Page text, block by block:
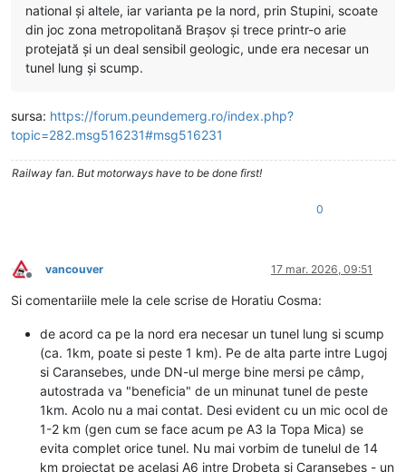
national și altele, iar varianta pe la nord, prin Stupini, scoate
din joc zona metropolitană Brașov și trece printr-o arie
protejată și un deal sensibil geologic, unde era necesar un
tunel lung și scump.
sursa: https://forum.peundemerg.ro/index.php?
topic=282.msg516231#msg516231
Railway fan. But motorways have to be done first!
0
Deconectat
vancouver 17 mar. 2026, 09:51
Si comentariile mele la cele scrise de Horatiu Cosma:
de acord ca pe la nord era necesar un tunel lung si scump
(ca. 1km, poate si peste 1 km). Pe de alta parte intre Lugoj
si Caransebes, unde DN-ul merge bine mersi pe câmp,
autostrada va "beneficia" de un minunat tunel de peste
1km. Acolo nu a mai contat. Desi evident cu un mic ocol de
1-2 km (gen cum se face acum pe A3 la Topa Mica) se
evita complet orice tunel. Nu mai vorbim de tunelul de 14
km proiectat pe acelasi A6 intre Drobeta si Caransebes - un